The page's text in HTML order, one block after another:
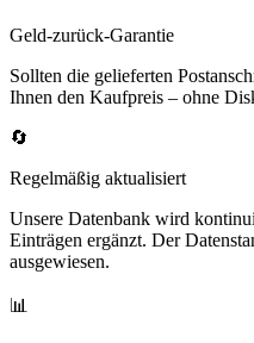
Geld-zurück-Garantie
Sollten die gelieferten
Ihnen den Kaufpreis – ohne
🔄
Regelmäßig aktualisiert
Unsere Datenbank wird
Einträgen ergänzt. Der
ausgewiesen.
📊